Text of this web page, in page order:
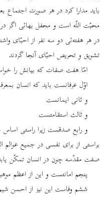
باید مدارا کرد در هر صورت اجتماع
محبّت اللّه است و محفل بهائی اگر
در هر هفته‌ئی دو سه نفر از احبّای
تشویق و تحریص احبّای آنجا گردند
امّا هفت صفات که بیانش را
اوّل عرفانست باید که انسان
و ثانی ایمانست
و ثالث استقامتست
و رابع صدقست زیرا راستی
براستی از برای نفسی در جمیع
صفت مقدّسه چون در انسان تمکّن
پنجم امانتست و این از اعظم
ششم وفاست این نیز از احسن